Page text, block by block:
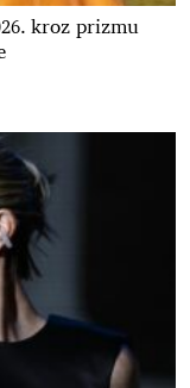
kroz prizmu